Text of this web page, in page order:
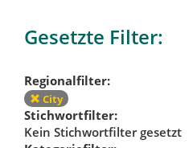
Gesetzte Filter:
Regionalfilter:
City
Stichwortfilter:
Kein Stichwortfilter gesetzt